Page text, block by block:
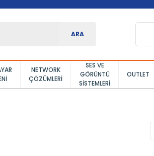
ARA
NETWORK
ÇÖZÜMLERI
SES VE
GÖRÜNTÜ
SISTEMLERI
OUTLET